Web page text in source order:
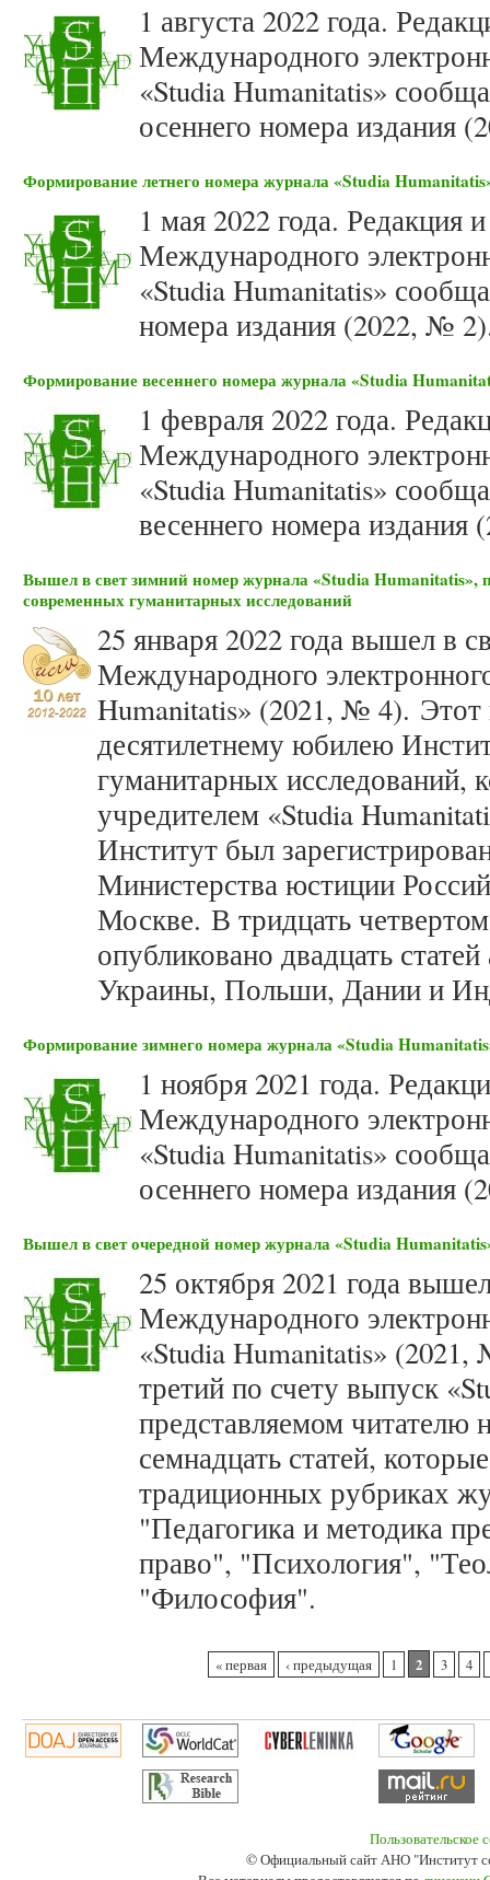
1 августа 2022 года.
Международного
«Studia Humanitatis»
осеннего номера издания
Формирование летнего номера журнала «Studia
1 мая 2022 года. Редакция
Международного
«Studia Humanitatis»
номера издания (2022, №
Формирование весеннего номера журнала «Studia
1 февраля 2022 года.
Международного
«Studia Humanitatis»
весеннего номера
Вышел в свет зимний номер журнала «Studia Humanitatis»,
современных гуманитарных исследований
25 января 2022 года вышел в
Международного
Humanitatis» (2021, № 4).
десятилетнему юбилею
гуманитарных исследований,
учредителем «Studia
Институт был
Министерства юстиции
Москве. В тридцать
опубликовано двадцать
Украины, Польши, Дании и
Формирование зимнего номера журнала «Studia
1 ноября 2021 года.
Международного
«Studia Humanitatis»
осеннего номера издания
Вышел в свет очередной номер журнала «Studia
25 октября 2021 года
Международного
«Studia Humanitatis»
третий по счету выпуск
представляемом читателю
семнадцать статей,
традиционных рубриках
"Педагогика и методика
право", "Психология",
"Философия".
« первая ‹ предыдущая 1 2 3 4
Пользовательское
© Официальный сайт АНО "Институт